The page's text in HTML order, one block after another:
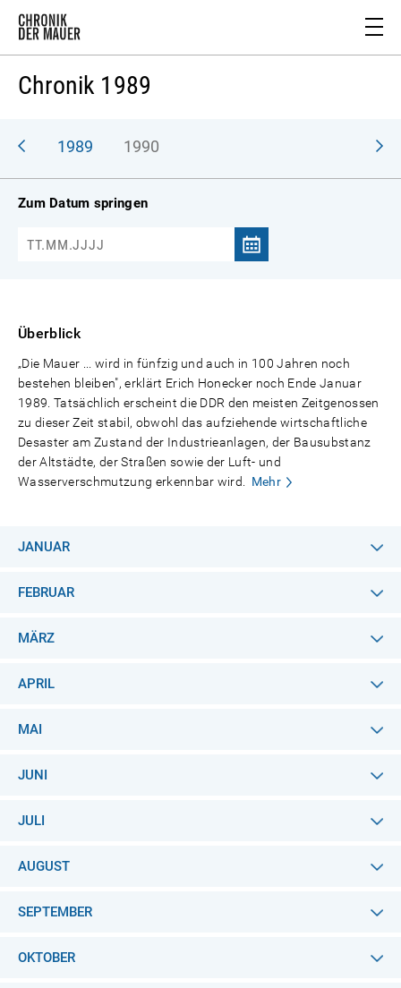
Chronik 1989
1989 1990
Zum Datum springen
Überblick
„Die Mauer ... wird in fünfzig und auch in 100 Jahren noch
bestehen bleiben", erklärt Erich Honecker noch Ende Januar
1989. Tatsächlich erscheint die DDR den meisten Zeitgenossen
zu dieser Zeit stabil, obwohl das aufziehende wirtschaftliche
Desaster am Zustand der Industrieanlagen, der Bausubstanz
der Altstädte, der Straßen sowie der Luft- und
Wasserverschmutzung erkennbar wird.
Mehr
JANUAR
FEBRUAR
MÄRZ
APRIL
MAI
JUNI
JULI
AUGUST
SEPTEMBER
OKTOBER